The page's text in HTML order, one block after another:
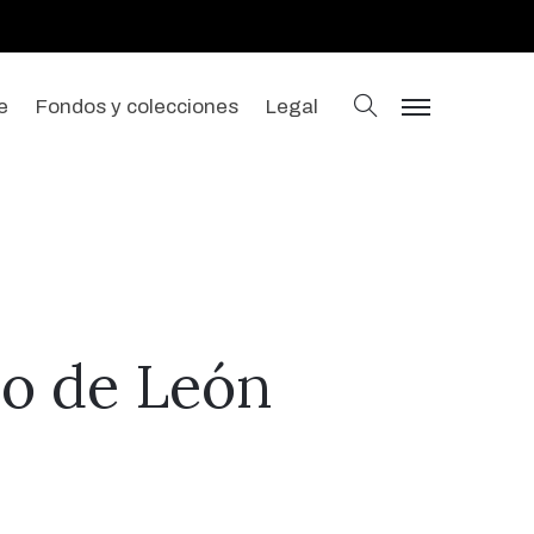
Fondos y colecciones Legal buscar
menu
de León